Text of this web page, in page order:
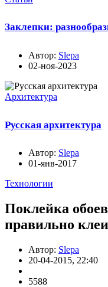
Заклепки:
Автор: Slepa
02-ноя-2023
Архитектура
Русская архитектура
Автор: Slepa
01-янв-2017
Технологии
Поклейка
правильно
Автор: Slepa
20-04-2015, 22:40
5588